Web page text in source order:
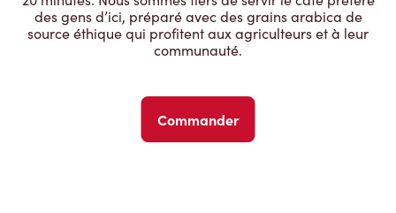
des gens d’ici, préparé avec des grains arabica de
source éthique qui profitent aux agriculteurs et à leur
communauté.
Commander